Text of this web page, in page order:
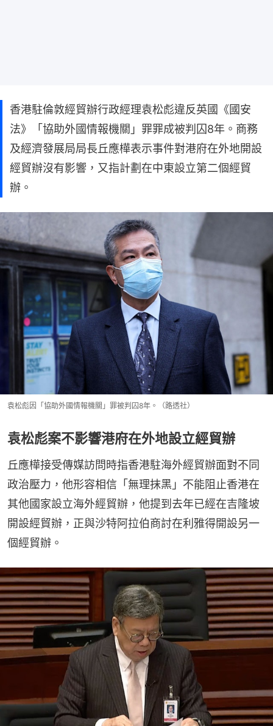
香港駐倫敦經貿辦行政經理袁松彪違反英國《國安
法》「協助外國情報機關」罪罪成被判囚8年。商務
及經濟發展局局長丘應樺表示事件對港府在外地開設
經貿辦沒有影響，又指計劃在中東設立第二個經貿
辦。
袁松彪因「協助外國情報機關」罪被判囚8年。（路透社）
袁松彪案不影響港府在外地設立經貿辦
丘應樺接受傳媒訪問時指香港駐海外經貿辦面對不同
政治壓力，他形容相信「無理抹黑」不能阻止香港在
其他國家設立海外經貿辦，他提到去年已經在吉隆坡
開設經貿辦，正與沙特阿拉伯商討在利雅得開設另一
個經貿辦。